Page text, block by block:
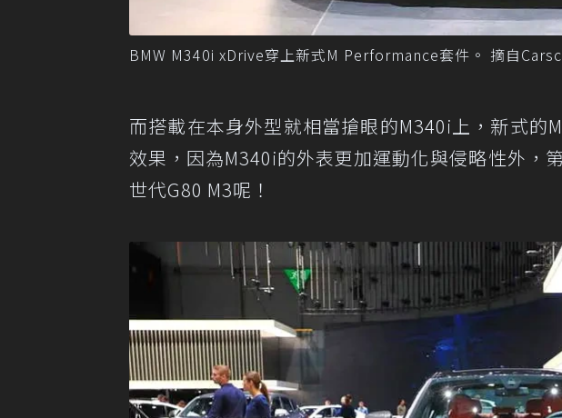
BMW M340i xDrive穿上新式M Performance套件。 摘自
而搭載在本身外型就相當搶眼的M340i上，新式的
效果，因為M340i的外表更加運動化與侵略性外，
世代G80 M3呢！